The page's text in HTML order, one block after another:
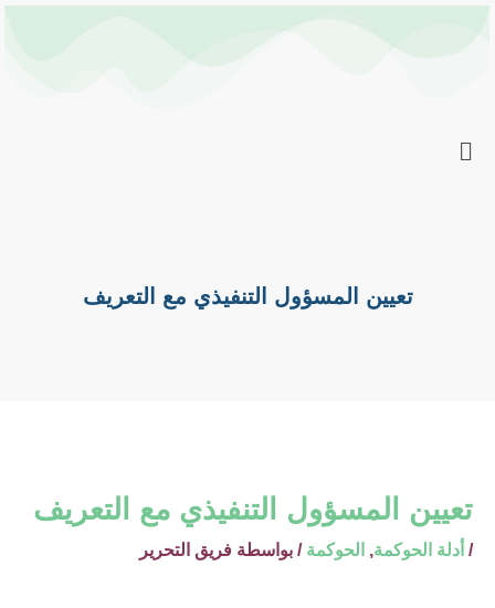
تعيين المسؤول التنفيذي مع التعريف
تعيين المسؤول التنفيذي مع التعريف
/ أدلة الحوكمة, الحوكمة / بواسطة فريق التحرير
navigation